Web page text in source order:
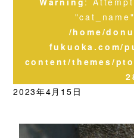
/home/
fukuoka.com/
content/themes/
2023年4月15日